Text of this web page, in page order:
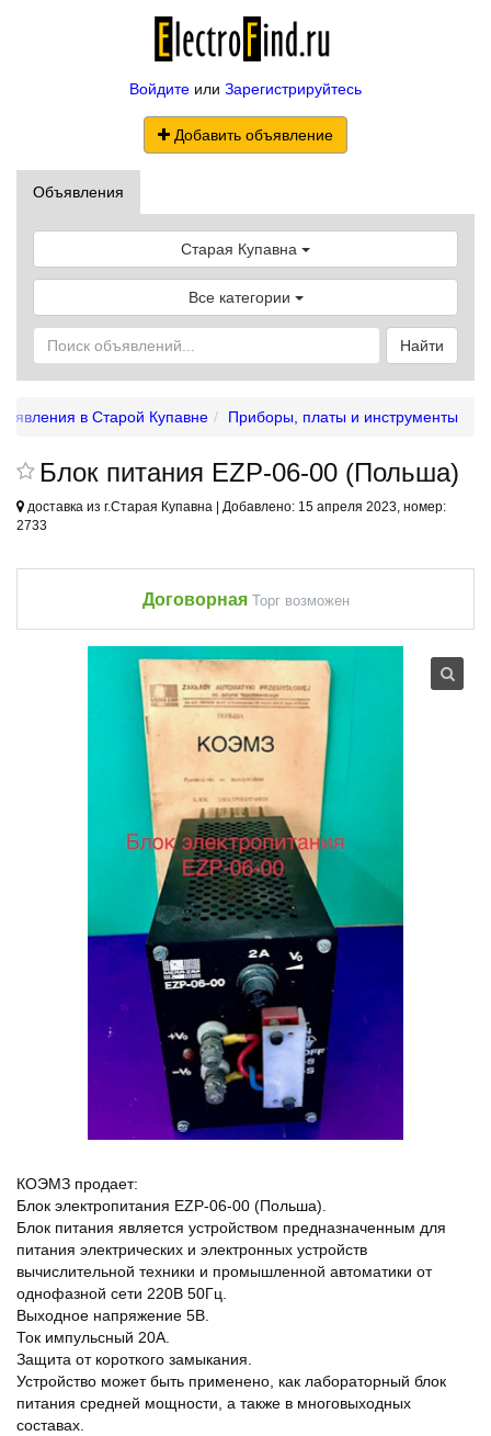
Войдите или Зарегистрируйтесь
Добавить объявление
Объявления
Старая Купавна
Все категории
Найти
в Старой Купавне Приборы, платы и инструменты
Блок питания EZP-06-00 (Польша)
доставка из г.Старая Купавна | Добавлено: 15 апреля 2023, номер:
2733
Договорная Торг возможен
КОЭМЗ продает:
Блок электропитания EZP-06-00 (Польша).
Блок питания является устройством предназначенным для
питания электрических и электронных устройств
вычислительной техники и промышленной автоматики от
однофазной сети 220В 50Гц.
Выходное напряжение 5В.
Ток импульсный 20А.
Защита от короткого замыкания.
Устройство может быть применено, как лабораторный блок
питания средней мощности, а также в многовыходных
составах.